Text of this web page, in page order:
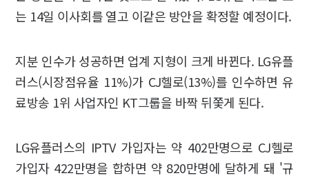
는 14일 이사회를 열고 이같은 방안을 확정할 예정이다.
지분 인수가 성공하면 업계 지형이 크게 바뀐다. LG유플
러스(시장점유율 11%)가 CJ헬로(13%)를 인수하면 유
료방송 1위 사업자인 KT그룹을 바짝 뒤쫓게 된다.
LG유플러스의 IPTV 가입자는 약 402만명으로 CJ헬로
가입자 422만명을 합하면 약 820만명에 달하게 돼 '규